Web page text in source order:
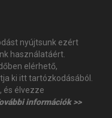
nyújtsunk ezért
használatáért.
elérhető,
ki itt tartózkodásából.
és élvezze
információk >>